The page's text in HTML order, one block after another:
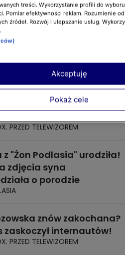
"Back to school" trafiła
do Bad Bunny'ego!
potrzebuje
świętowała 65.
Był tort w kwiaty
PRZED TELEWIZOREM
"Żon Podlasia" urodziła!
zdjęcia syna
o porodzie
znów zakochana?
zaskoczył internautów!
PRZED TELEWIZOREM
treści. Wykorzystanie profili do
Pomiar efektywności reklam. Rozumienie
źródeł. Rozwój i ulepszanie usług.
Pokaż cele
Akceptuję